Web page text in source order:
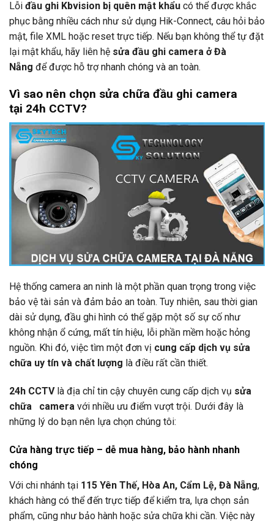
Lỗi đầu ghi Kbvision bị quên mật khẩu có thể được khắc
phục bằng nhiều cách như sử dụng Hik-Connect, câu hỏi bảo
mật, file XML hoặc reset trực tiếp. Nếu bạn không thể tự đặt
lại mật khẩu, hãy liên hệ sửa đầu ghi camera ở Đà
Nẵng để được hỗ trợ nhanh chóng và an toàn.
Vì sao nên chọn sửa chữa đầu ghi camera
tại 24h CCTV?
Hệ thống camera an ninh là một phần quan trọng trong việc
bảo vệ tài sản và đảm bảo an toàn. Tuy nhiên, sau thời gian
dài sử dụng, đầu ghi hình có thể gặp một số sự cố như
không nhận ổ cứng, mất tín hiệu, lỗi phần mềm hoặc hỏng
nguồn. Khi đó, việc tìm một đơn vị cung cấp dịch vụ sửa
chữa uy tín và chất lượng là điều rất cần thiết.
24h CCTVlà địa chỉ tin cậy chuyên cung cấp dịch vụ sửa
chữa camera với nhiều ưu điểm vượt trội. Dưới đây là
những lý do bạn nên lựa chọn chúng tôi:
Cửa hàng trực tiếp – dễ mua hàng, bảo hành nhanh
chóng
Với chi nhánh tại 115 Yên Thế, Hòa An, Cẩm Lệ, Đà Nẵng,
khách hàng có thể đến trực tiếp để kiểm tra, lựa chọn sản
phẩm, cũng như bảo hành hoặc sửa chữa khi cần. Việc này